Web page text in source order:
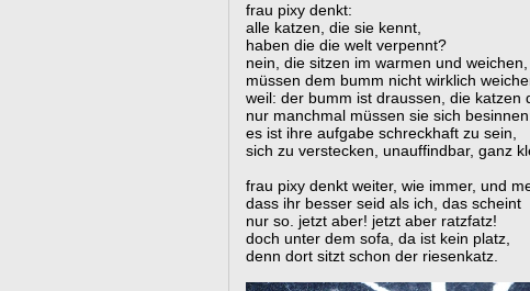
frau pixy denkt:
alle katzen, die sie kennt,
haben die die welt verpennt?
nein, die sitzen im warmen und weichen,
müssen dem bumm nicht wirklich
weil: der bumm ist draussen, die katzen
nur manchmal müssen sie sich
es ist ihre aufgabe schreckhaft zu sein,
sich zu verstecken, unauffindbar, ganz
frau pixy denkt weiter, wie immer, und
dass ihr besser seid als ich, das scheint
nur so. jetzt aber! jetzt aber ratzfatz!
doch unter dem sofa, da ist kein platz,
denn dort sitzt schon der riesenkatz.